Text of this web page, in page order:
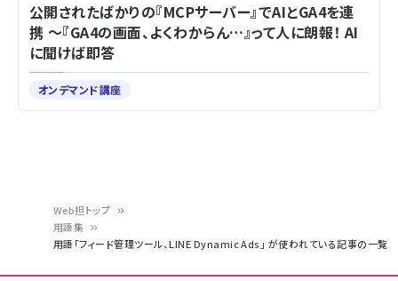
ン
Web担トップ
用語集
用語「フィード管理ツール、LINE Dynamic Ads」 が使われている記事の一覧
公開されたばかりの『MCPサーバー』でAIとGA4を連
携 ～『GA4の画面、よくわからん…』って人に朗報！ AI
に聞けば即答
オンデマンド講座